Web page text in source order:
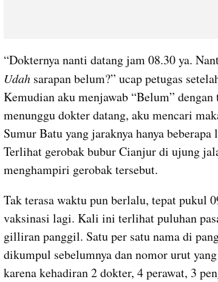
Udah sarapan belum?” ucap petugas
Kemudian aku menjawab “Belum” dengan
menunggu dokter datang, aku mencari
Sumur Batu yang jaraknya hanya
Terlihat gerobak bubur Cianjur di ujung
menghampiri gerobak tersebut.
Tak terasa waktu pun berlalu, tepat pukul
vaksinasi lagi. Kali ini terlihat puluhan
gilliran panggil. Satu per satu nama di
dikumpul sebelumnya dan nomor urut
karena kehadiran 2 dokter, 4 perawat, 3